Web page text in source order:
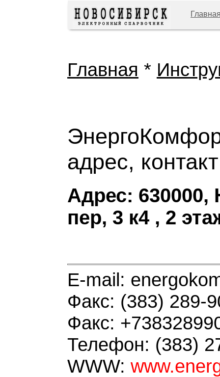
Главная *
адрес,
Адрес: 630000,
пер, 3 к4 , 2
E-mail:
Факс: (383) 289-
Факс:
Телефон: (383)
WWW: